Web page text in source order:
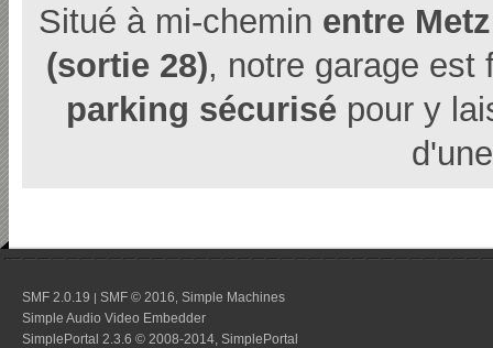
Situé à mi-chemin entre
(sortie 28), notre garage est
parking sécurisé pour y
SMF 2.0.19 | SMF © 2016 Simple Machines
Simple Audio Video Embedder
SimplePortal 2.3.6 © 2008-2014, SimplePortal